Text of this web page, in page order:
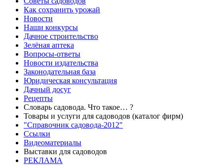
Как сохранить урожай
Новости
Наши конкурсы
Дачное строительство
Зелёная аптека
Вопросы-ответы
Новости издательства
Законодательная база
Юридическая консультация
Дачный досуг
Рецепты
Словарь садовода. Что такое… ?
Товары и услуги для садоводов (каталог фирм)
"Справочник садовода-2012"
Ссылки
Видеоматериалы
Выставки для садоводов
РЕКЛАМА